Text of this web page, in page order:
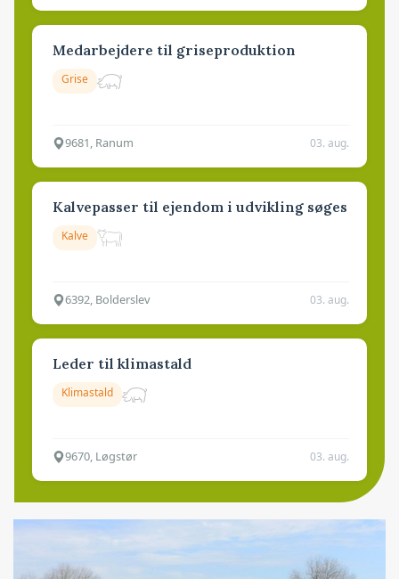
Medarbejdere til griseproduktion
Grise
9681, Ranum 03. aug.
Kalvepasser til ejendom i udvikling søges
Kalve
6392, Bolderslev 03. aug.
Leder til klimastald
Klimastald
9670, Løgstør 03. aug.